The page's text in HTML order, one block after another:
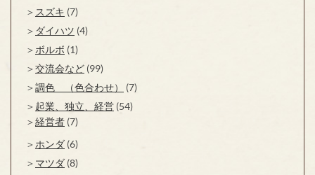
スズキ (7)
ダイハツ (4)
ボルボ (1)
交流会など (99)
調色 （色合わせ）
(7)
起業、独立、経営 (54)
経営者 (7)
ホンダ (6)
マツダ (8)